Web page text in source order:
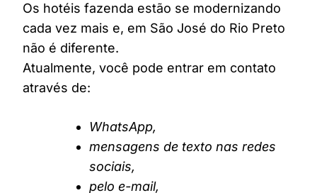
Os hotéis fazenda estão se modernizando
cada vez mais e, em São José do Rio Preto
não é diferente.
Atualmente, você pode entrar em contato
através de:
WhatsApp,
mensagens de texto nas redes
sociais,
pelo e-mail,